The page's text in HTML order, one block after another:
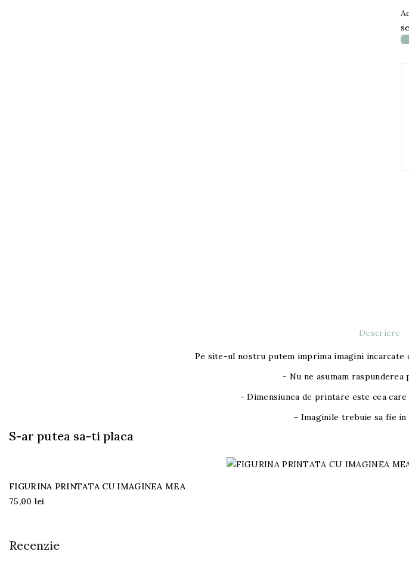
Descriere
Pe site-ul nostru putem imprima imagini
- Nu ne asumam
- Dimensiunea de printare este cea
- Imaginile trebuie sa fie in
S-ar putea sa-ti placa
FIGURINA PRINTATA CU IMAGINEA MEA
75,00 lei
Recenzie